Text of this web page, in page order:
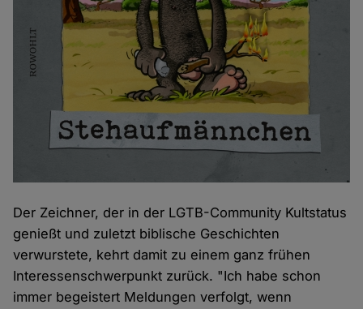
Der Zeichner, der in der LGTB-Community Kultstatus
genießt und zuletzt biblische Geschichten
verwurstete, kehrt damit zu einem ganz frühen
Interessenschwerpunkt zurück. "Ich habe schon
immer begeistert Meldungen verfolgt, wenn